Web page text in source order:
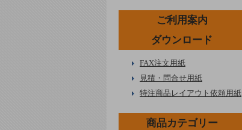
ご利用案内
ダウンロード
FAX注文用紙
見積・問合せ用紙
特注商品レイアウト依頼用紙
商品カテゴリー